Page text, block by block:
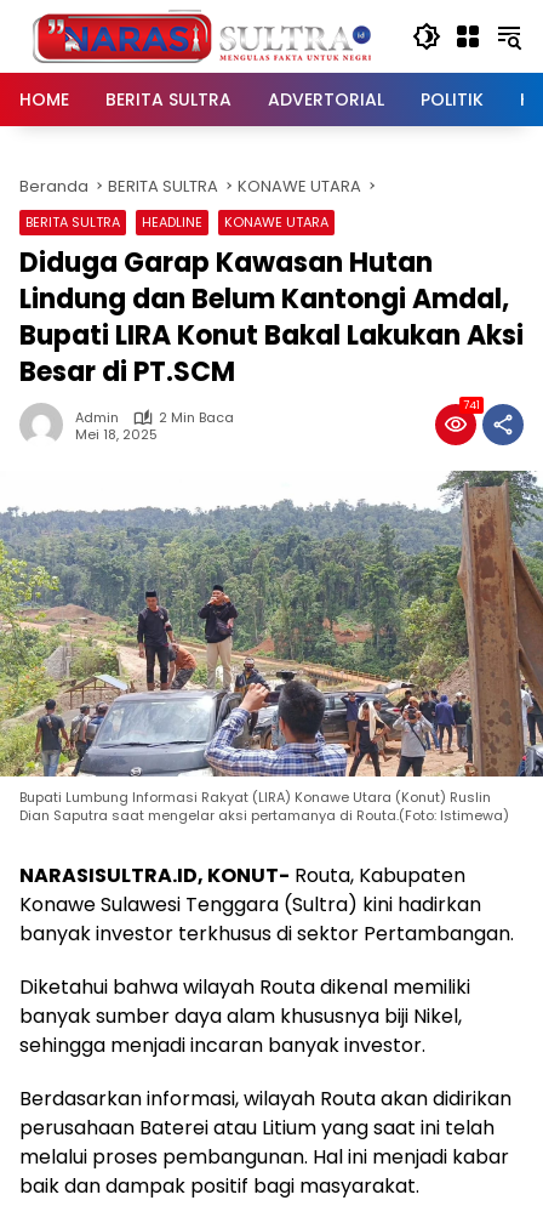
Langsung
konten
HOME
BERITA SULTRA ADVERTORIAL POLITIK
Beranda BERITA SULTRA KONAWE UTARA
BERITA SULTRA HEADLINE KONAWE UTARA
Diduga Garap Kawasan Hutan
Lindung dan Belum Kantongi Amdal,
Bupati LIRA Konut Bakal Lakukan Aksi
Besar di PT.SCM
Admin
2 Min Baca
Mei 18, 2025
741
Bupati Lumbung Informasi Rakyat (LIRA) Konawe Utara (Konut) Ruslin
Dian Saputra saat mengelar aksi pertamanya di Routa.(Foto: Istimewa)
NARASISULTRA.ID, KONUT- Routa, Kabupaten
Konawe Sulawesi Tenggara (Sultra) kini hadirkan
banyak investor terkhusus di sektor Pertambangan.
Diketahui bahwa wilayah Routa dikenal memiliki
banyak sumber daya alam khususnya biji Nikel,
sehingga menjadi incaran banyak investor.
Berdasarkan informasi, wilayah Routa akan didirikan
perusahaan Baterei atau Litium yang saat ini telah
melalui proses pembangunan. Hal ini menjadi kabar
baik dan dampak positif bagi masyarakat.